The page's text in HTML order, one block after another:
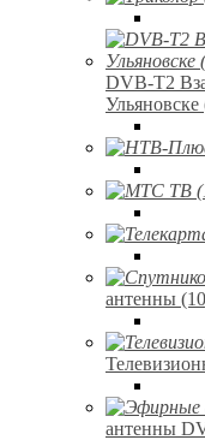
DVB-T2
Ульяновске
антенны
антенны